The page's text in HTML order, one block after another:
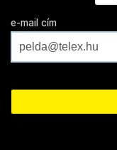
e-mail cím